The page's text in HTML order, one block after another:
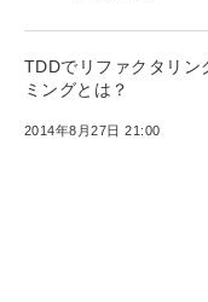
TDDでリファクタリン
ミングとは？
2014年8月27日 21:00